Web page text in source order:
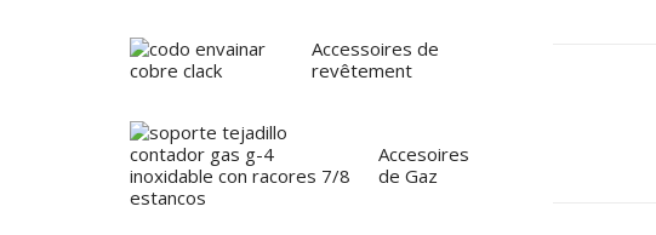
Accessoires de
revêtement
Accesoires
de Gaz